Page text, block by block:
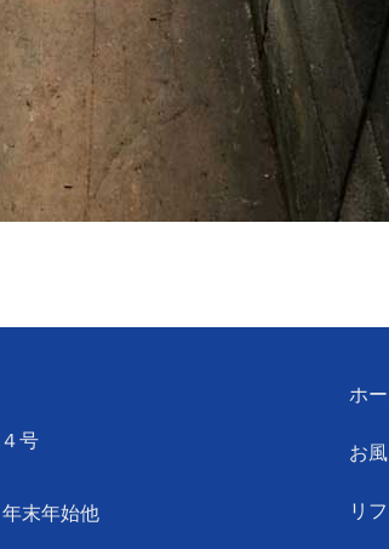
号
末年始他
ホ
お
リ